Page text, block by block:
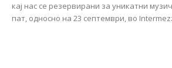
кај нас се резервирани за уникатни
пат, односно на 23 септември, во